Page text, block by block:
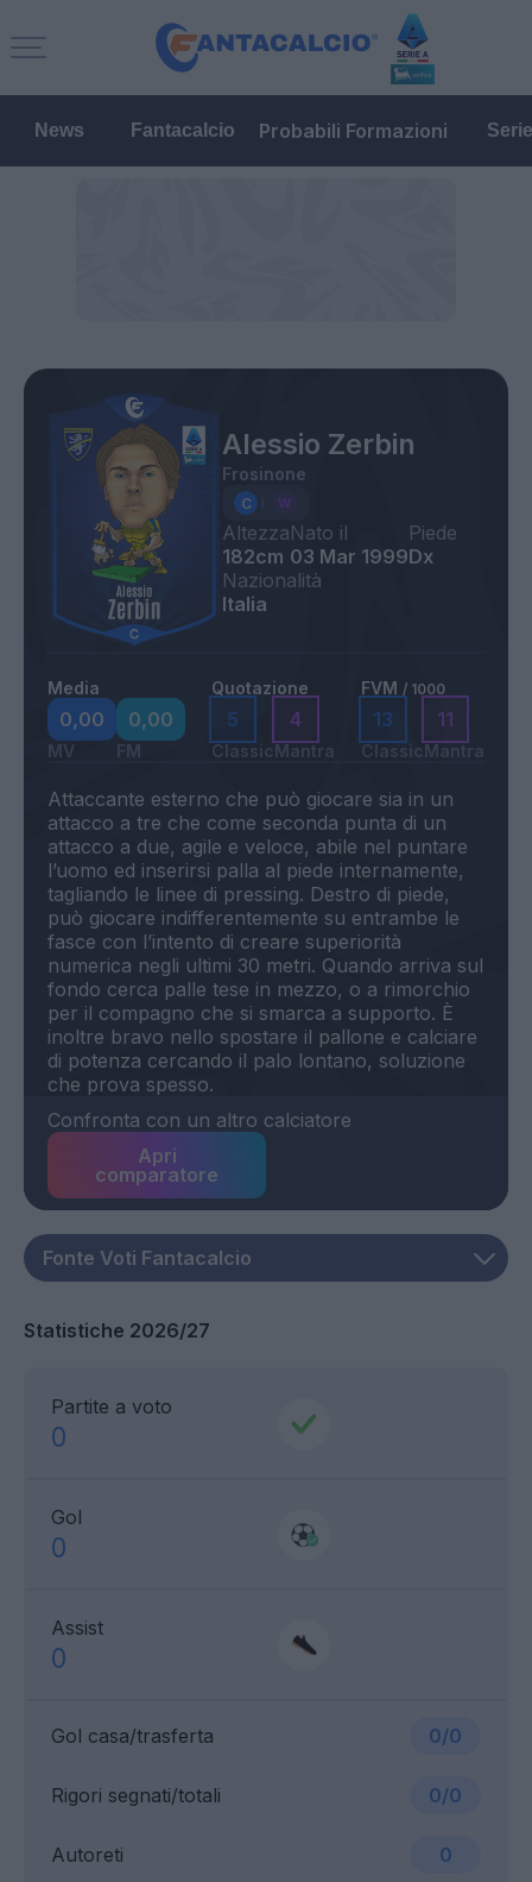
News Fantacalcio Probabili Formazioni
Alessio Zerbin
Frosinone
Altezza
182cm
Nato il
03 Mar 1999
Piede
Dx
Nazionalità
Italia
Media
0,00
MV
0,00
FM
Quotazione
5
Classic
4
Mantra
FVM / 1000
13
Classic
11
Mantra
Attaccante esterno che può giocare sia in un
attacco a tre che come seconda punta di un
attacco a due, agile e veloce, abile nel puntare
l’uomo ed inserirsi palla al piede internamente,
tagliando le linee di pressing. Destro di piede,
può giocare indifferentemente su entrambe le
fasce con l’intento di creare superiorità
numerica negli ultimi 30 metri. Quando arriva sul
fondo cerca palle tese in mezzo, o a rimorchio
per il compagno che si smarca a supporto. È
inoltre bravo nello spostare il pallone e calciare
di potenza cercando il palo lontano, soluzione
Confronta con un altro calciatore
Apri
comparatore
Statistiche 2026/27
Partite a voto
0
Gol
0
Assist
0
Gol casa/trasferta 0/0
Rigori segnati/totali 0/0
Autoreti 0